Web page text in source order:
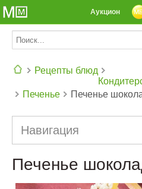
СЕГОДНЯ:
Аукцион
Рецепты блюд
Печенье
Печенье
Навигация
Печенье